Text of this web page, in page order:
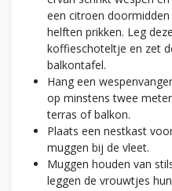
een citroen
helften prikken. Leg
koffieschoteltje en zet
balkontafel.
Hang een
op minstens twee
terras of balkon.
Plaats een nestkast
muggen bij de vleet.
Muggen houden van
leggen de vrouwtjes